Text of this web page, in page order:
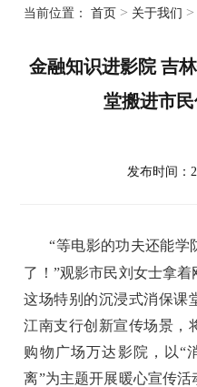
当前位置：首页 > 关于我们
金融知识进影院 吉
堂搬进市
发布时间：
“等电影的功夫还能学
了！”观影市民刘女士拿
这场特别的沉浸式消保课
江南支行创新宣传场景，
购物广场万达影院，以“
离”为主题开展暖心宣传活